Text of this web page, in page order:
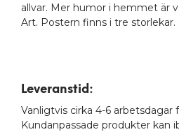
allvar. Mer humor i hemmet är
Art. Postern finns i tre storlekar.
Leveranstid:
Vanligtvis cirka 4-6 arbetsdagar
Kundanpassade produkter kan